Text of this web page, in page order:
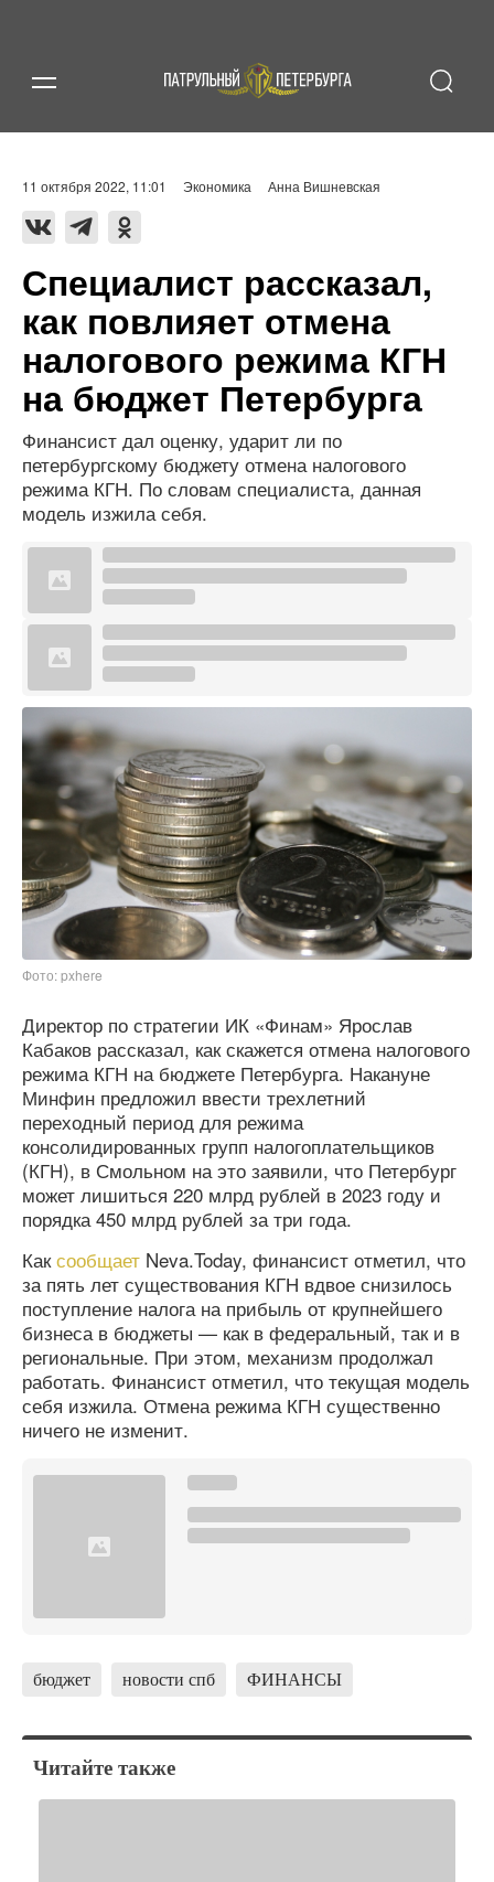
11 октября 2022, 11:01 Экономика Анна Вишневская
Специалист рассказал,
как повлияет отмена
налогового режима КГН
на бюджет Петербурга
Финансист дал оценку, ударит ли по
петербургскому бюджету отмена налогового
режима КГН. По словам специалиста, данная
модель изжила себя.
Фото: pxhere
Директор по стратегии ИК «Финам» Ярослав
Кабаков рассказал, как скажется отмена налогового
режима КГН на бюджете Петербурга. Накануне
Минфин предложил ввести трехлетний
переходный период для режима
консолидированных групп налогоплательщиков
(КГН), в Смольном на это заявили, что Петербург
может лишиться 220 млрд рублей в 2023 году и
порядка 450 млрд рублей за три года.
Каксообщает Neva.Today, финансист отметил, что
за пять лет существования КГН вдвое снизилось
поступление налога на прибыль от крупнейшего
бизнеса в бюджеты — как в федеральный, так и в
региональные. При этом, механизм продолжал
работать. Финансист отметил, что текущая модель
себя изжила. Отмена режима КГН существенно
ничего не изменит.
бюджет новости спб ФИНАНСЫ
Читайте также